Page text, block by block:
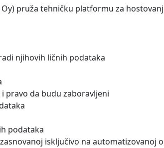
pruža tehničku platformu za
njihovih ličnih podataka
pravo da budu zaboravljeni
podataka
isključivo na automatizovanoj